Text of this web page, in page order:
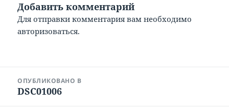
Добавить комментарий
Для отправки комментария вам необходимо
авторизоваться.
записям
ОПУБЛИКОВАНО В
DSC01006